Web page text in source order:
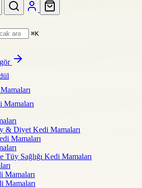
⌘K
Mamaları
& Diyet Kedi Mamaları
Mamaları
Sağlığı Kedi Mamaları
Mamaları
Mamaları